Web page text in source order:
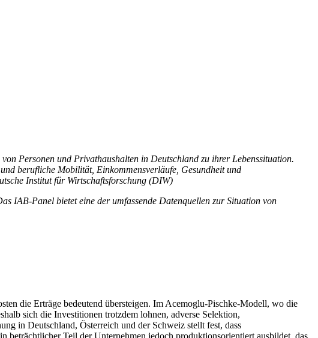
Personen und Privathaushalten in Deutschland zu ihrer Lebenssituation.
berufliche Mobilität, Einkommensverläufe, Gesundheit und
Institut für Wirtschaftsforschung (DIW)
IAB-Panel bietet eine der umfassende Datenquellen zur Situation von
die Erträge bedeutend übersteigen. Im Acemoglu-Pischke-Modell, wo die
sich die Investitionen trotzdem lohnen, adverse Selektion,
in Deutschland, Österreich und der Schweiz stellt fest, dass
Teil der Unternehmen jedoch produktionsorientiert ausbildet, das